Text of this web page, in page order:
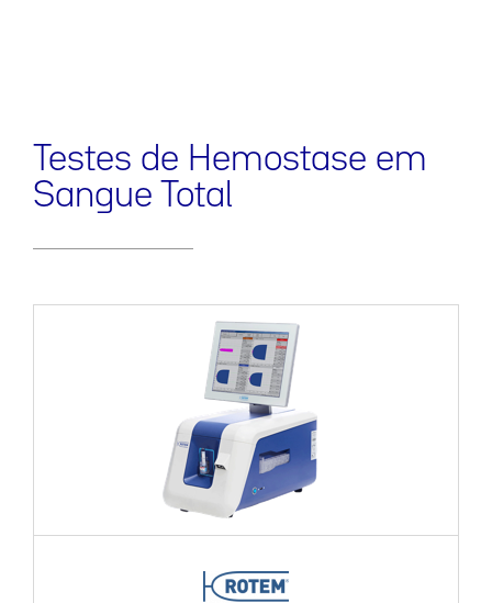
Testes de Hemostase em
Sangue Total